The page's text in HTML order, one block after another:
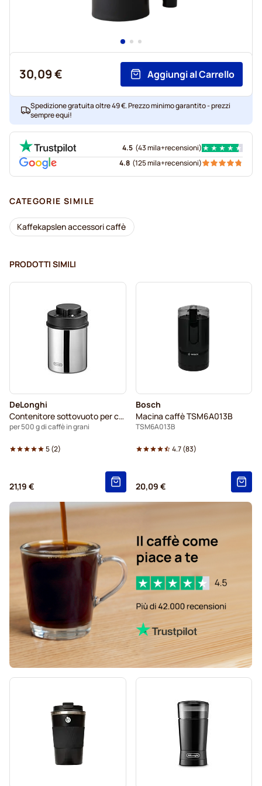
30,09 € Aggiungi al Carrello
Spedizione gratuita oltre 49 €. Prezzo minimo garantito - prezzi
sempre equi!
4.5 (43 mila+recensioni)
4.8 (125 mila+recensioni)
CATEGORIE SIMILE
Kaffekapslen accessori caffè
PRODOTTI SIMILI
DeLonghi
Contenitore sottovuoto per caffè
per 500 g di caffè in grani
5(2)
21,19 €
Bosch
Macina caffè TSM6A013B
TSM6A013B
4.7(83)
20,09 €